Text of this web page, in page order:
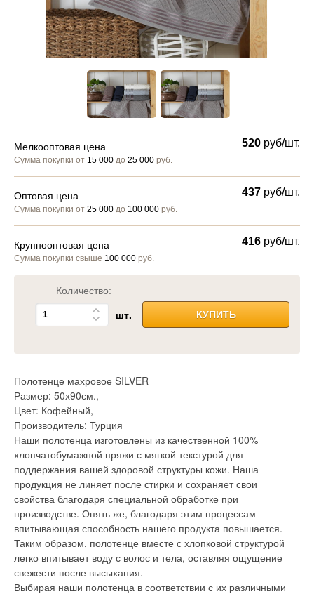
Мелкооптовая цена
Сумма покупки от 15 000 до 25 000 руб.
520 руб/шт.
Оптовая цена
Сумма покупки от 25 000 до 100 000 руб.
437 руб/шт.
Крупнооптовая цена
Сумма покупки свыше 100 000 руб.
416 руб/шт.
Количество:
шт. КУПИТЬ
Полотенце махровое SILVER
Размер: 50х90см.,
Цвет: Кофейный,
Производитель: Турция
Наши полотенца изготовлены из качественной 100%
хлопчатобумажной пряжи с мягкой текстурой для
поддержания вашей здоровой структуры кожи. Наша
продукция не линяет после стирки и сохраняет свои
свойства благодаря специальной обработке при
производстве. Опять же, благодаря этим процессам
впитывающая способность нашего продукта повышается.
Таким образом, полотенце вместе с хлопковой структурой
легко впитывает воду с волос и тела, оставляя ощущение
свежести после высыхания.
Выбирая наши полотенца в соответствии с их различными